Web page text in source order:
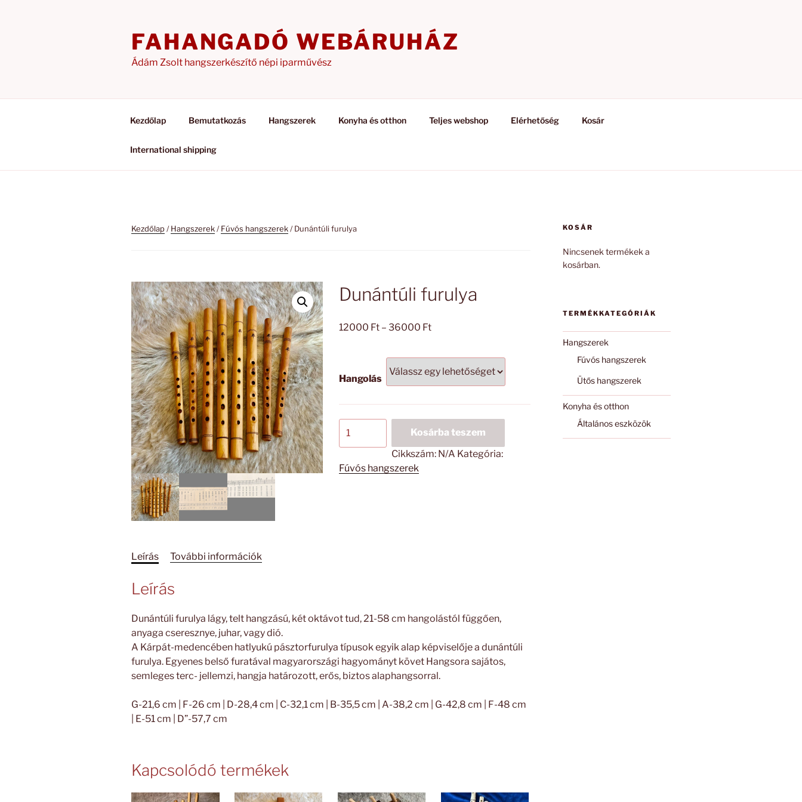
FAHANGADÓ WEBÁRUHÁZ
Ádám Zsolt hangszerkészítő népi iparművész
Kezdőlap Bemutatkozás Hangszerek Konyha és otthon Teljes webshop Elérhetőség Kosár
International shipping
Kezdőlap/Hangszerek/Fúvós hangszerek/ Dunántúli furulya
Dunántúli furulya
12000 Ft – 36000 FtÁrtartomány:
-
36000 Ft
Hangolás
furulya
Kosárba teszem
Cikkszám: N/A Kategória:
Fúvós hangszerek
Leírás További információk
Leírás
Dunántúli furulya lágy, telt hangzású, két oktávot tud, 21-58 cm hangolástól függően,
anyaga cseresznye, juhar, vagy dió.
A Kárpát-medencében hatlyukú pásztorfurulya típusok egyik alap képviselője a dunántúli
furulya. Egyenes belső furatával magyarországi hagyományt követ Hangsora sajátos,
semleges terc- jellemzi, hangja határozott, erős, biztos alaphangsorral.
G-21,6 cm | F-26 cm | D-28,4 cm | C-32,1 cm | B-35,5 cm | A-38,2 cm | G-42,8 cm | F-48 cm
| E-51 cm | D”-57,7 cm
Kapcsolódó termékek
KOSÁR
Nincsenek termékek a
kosárban.
TERMÉKKATEGÓRIÁK
Hangszerek
Fúvós hangszerek
Ütős hangszerek
Konyha és otthon
Általános eszközök